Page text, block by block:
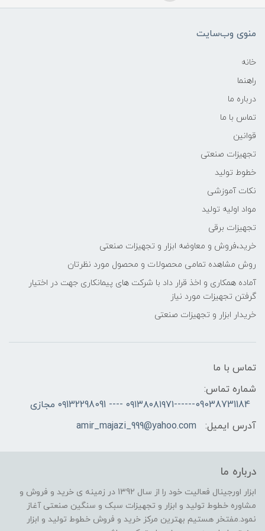
منوی وب‌سایت
خانه
راهنما
درباره ما
تماس با ما
قوانین
تجهیزات صنعتی
خطوط تولید
نکات آموزشی
مواد اولیه تولید
تجهیزات برقی
خرید،فروش و معاوضه ابزار و تجهیزات صنعتی
روش مشاهده تمامی محصولات و محصول مورد نظرتان
آماده همکاری و اخذ قرار داد با شرکت های پیمانکاری جهت در اختیار
گرفتن تجهیزات مورد نیاز
خریدار ابزار و تجهیزات صنعتی
تماس با ما
شماره تماس:
09038731184------۰۹۱۳۸۰۸۱۹۷۱ ---- ۰۹132298091 مجازی
آدرس ایمیل:
amir_majazi_999@yahoo.com
درباره ما
ابزار اورجینال فعالیت خود را از سال 1392 در زمینه ی خرید و فروش و
مشاوره خطوط تولید و ابزار و تجهیزات سبک و سنگین صنعتی آغاز
نمود.مفتخر هستیم بهترین مرکز خرید و فروش خطوط تولید و ابزار